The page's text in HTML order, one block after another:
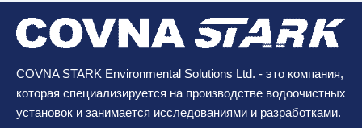
COVNA STARK Environmental Solutions Ltd. - это компания,
которая специализируется на производстве водоочистных
установок и занимается исследованиями и разработками.